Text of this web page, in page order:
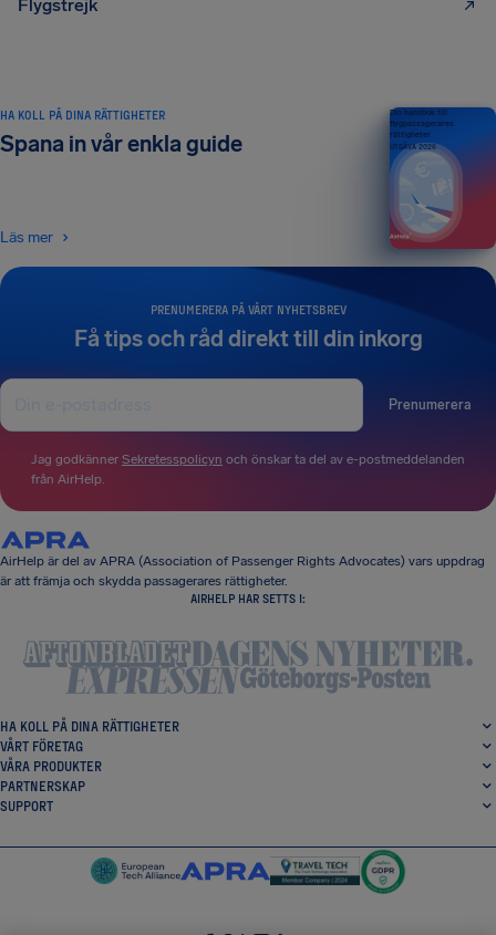
Flygstrejk
PRENUMERERA PÅ VÅRT NYHETSBREV
Få tips och råd direkt till din inkorg
Prenumerera
Jag godkänner Sekretesspolicyn och önskar ta del av e-postmeddelanden
från AirHelp.
HA KOLL PÅ DINA RÄTTIGHETER
Spana in vår enkla guide
Läs mer
Din handbok till
flygpassagerares
rättigheter
UTGÅVA 2026
AirHelp är del av APRA (Association of Passenger Rights Advocates) vars uppdrag
är att främja och skydda passagerares rättigheter.
AIRHELP HAR SETTS I:
HA KOLL PÅ DINA RÄTTIGHETER
VÅRT FÖRETAG
VÅRA PRODUKTER
PARTNERSKAP
SUPPORT